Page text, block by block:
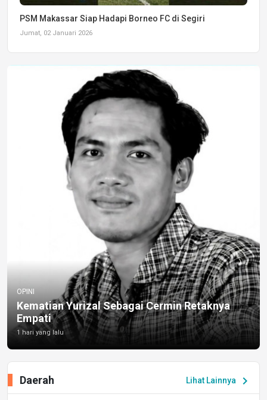
PSM Makassar Siap Hadapi Borneo FC di Segiri
Jumat, 02 Januari 2026
OPINI
Kematian Yurizal Sebagai Cermin Retaknya
Empati
1 hari yang lalu
Lihat Lainnya chevron_right
Daerah